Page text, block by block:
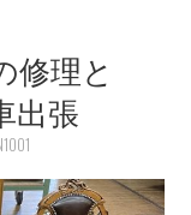
修理と
出張